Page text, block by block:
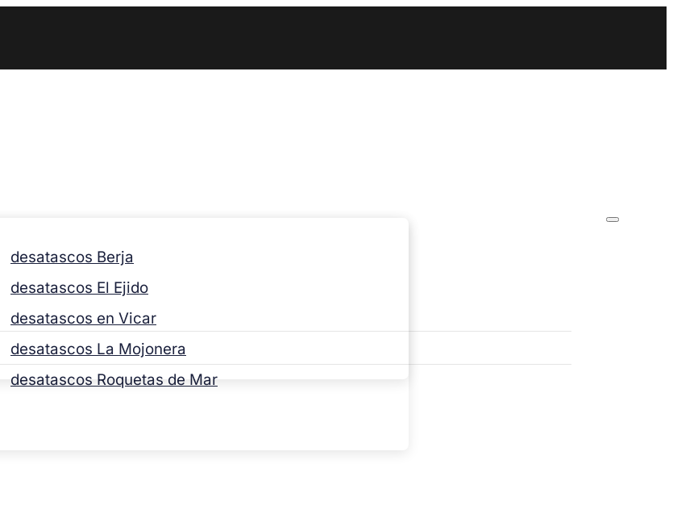
desatascos Berja
desatascos El Ejido
desatascos en Vicar
desatascos La Mojonera
desatascos Roquetas de Mar